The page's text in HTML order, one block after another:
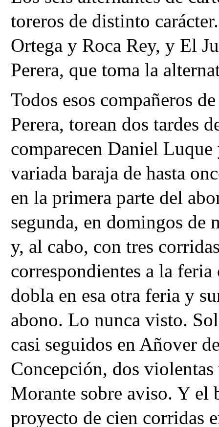
toreros de distinto
Ortega y Roca Rey, y El
Perera, que toma la
Todos esos compañeros
Perera, torean dos tardes
comparecen Daniel
variada baraja de hasta
en la primera parte del
segunda, en domingos
y, al cabo, con tres
correspondientes a la
dobla en esa otra feria y
abono. Lo nunca visto.
casi seguidos en Añover
Concepción, dos
Morante sobre aviso. Y el
proyecto de cien corridas